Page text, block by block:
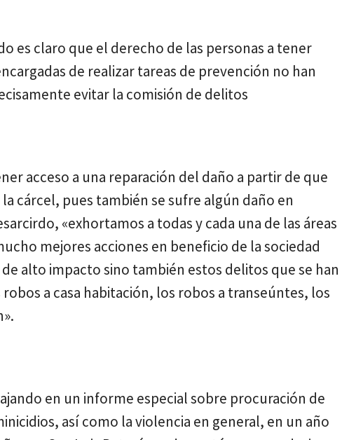
es claro que el derecho de las personas a tener
de realizar tareas de prevención no han
evitar la comisión de delitos
acceso a una reparación del daño a partir de que
cárcel, pues también se sufre algún daño en
«exhortamos a todas y cada una de las áreas
mejores acciones en beneficio de la sociedad
alto impacto sino también estos delitos que se han
a casa habitación, los robos a transeúntes, los
en un informe especial sobre procuración de
así como la violencia en general, en un año